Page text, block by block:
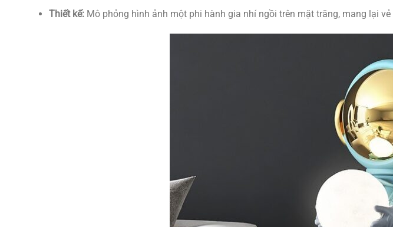
Thiết kế:Mô phỏng hình ảnh một phi hành gia nhí ngồi trên mặt trăng, mang lại